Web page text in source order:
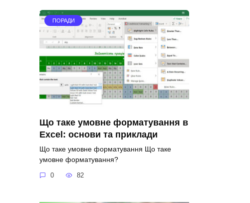
ПОРАДИ
Що таке умовне форматування в
Excel: основи та приклади
Що таке умовне форматування Що таке
умовне форматування?
0 82